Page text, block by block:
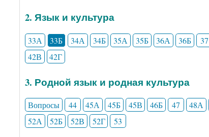
2. Язык и культура
33А 33Б 34А 34Б 35А 35Б 36А 36Б 37
42В
42Г
3. Родной язык и родная культура
Вопросы 44 45А 45Б 45В 46Б 47 48А
52А
52Б 52В 52Г 53